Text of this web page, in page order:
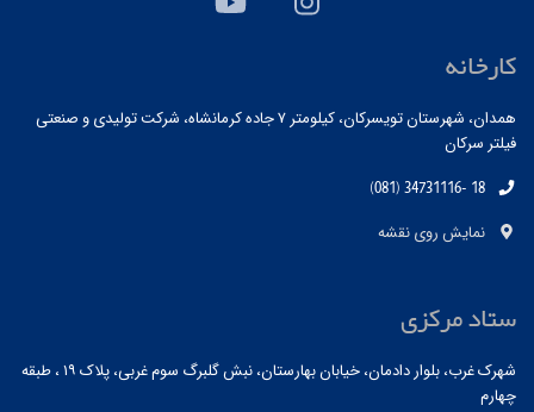
کارخانه
همدان، شهرستان تویسرکان، کیلومتر ۷ جاده کرمانشاه، شرکت تولیدی و صنعتی
فیلتر سرکان
(081) 34731116- 18
نمایش روی نقشه
ستاد مرکزی
شهرک غرب، بلوار دادمان، خیابان بهارستان، نبش گلبرگ سوم غربی، پلاک ۱۹ ، طبقه
چهارم